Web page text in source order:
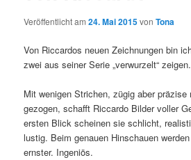
Veröffentlicht am24. Mai 2015vonTona
Von Riccardos neuen Zeichnungen bin
zwei aus seiner Serie „verwurzelt“ zeigen.
Mit wenigen Strichen, zügig aber
gezogen, schafft Riccardo Bilder voller
ersten Blick scheinen sie schlicht,
lustig. Beim genauen Hinschauen
ernster. Ingeniös.